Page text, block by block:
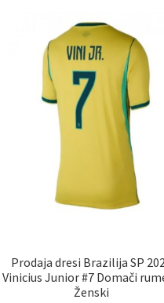
Prodaja dresi Brazilija SP
Vinicius Junior #7 Domači
Ženski